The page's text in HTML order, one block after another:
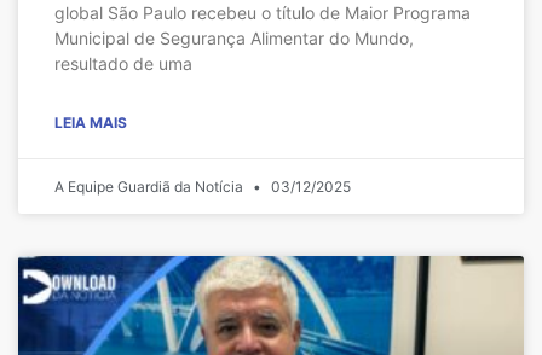
global São Paulo recebeu o título de Maior Programa
Municipal de Segurança Alimentar do Mundo,
resultado de uma
LEIA MAIS
A Equipe Guardiã da Notícia 03/12/2025